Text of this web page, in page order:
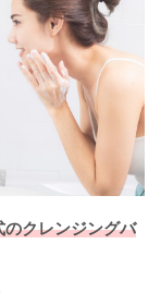
のクレンジングバ